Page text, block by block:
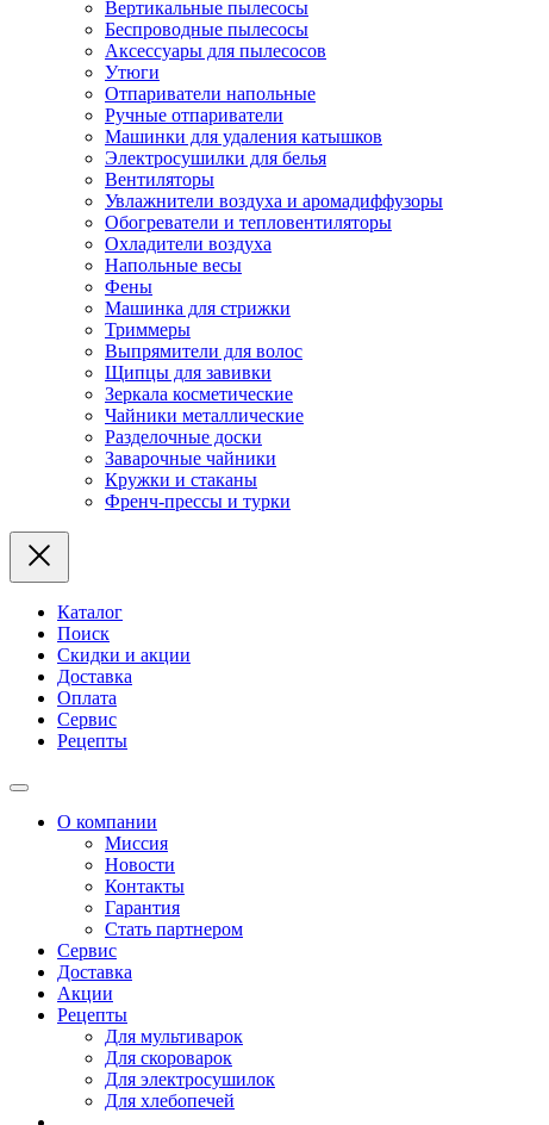
Вертикальные пылесосы
Беспроводные пылесосы
Аксессуары для пылесосов
Утюги
Отпариватели напольные
Ручные отпариватели
Машинки для удаления катышков
Электросушилки для белья
Вентиляторы
Увлажнители воздуха и аромадиффузоры
Обогреватели и тепловентиляторы
Охладители воздуха
Напольные весы
Фены
Машинка для стрижки
Триммеры
Выпрямители для волос
Щипцы для завивки
Зеркала косметические
Чайники металлические
Разделочные доски
Заварочные чайники
Кружки и стаканы
Френч-прессы и турки
Каталог
Поиск
Скидки и акции
Доставка
Оплата
Сервис
Рецепты
О компании
Миссия
Новости
Контакты
Гарантия
Стать партнером
Сервис
Доставка
Акции
Рецепты
Для мультиварок
Для скороварок
Для электросушилок
Для хлебопечей